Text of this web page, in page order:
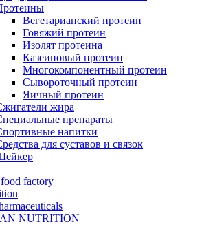
Вегетарианский протеин
Говяжий протеин
Изолят протеина
Казеиновый протеин
Многокомпонентный протеин
Сывороточный протеин
Яичный протеин
жира
препараты
напитки
для суставов и связок
factory
NUTRITION